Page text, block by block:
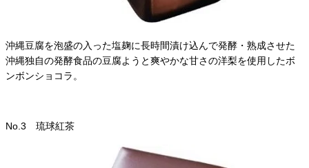
沖縄豆腐を泡盛の入った塩麹に長時間漬け込んで発酵・熟成させた
沖縄独自の発酵食品の豆腐ようと爽やかな甘さの洋梨を使用したボ
ンボンショコラ。
No.3 琉球紅茶